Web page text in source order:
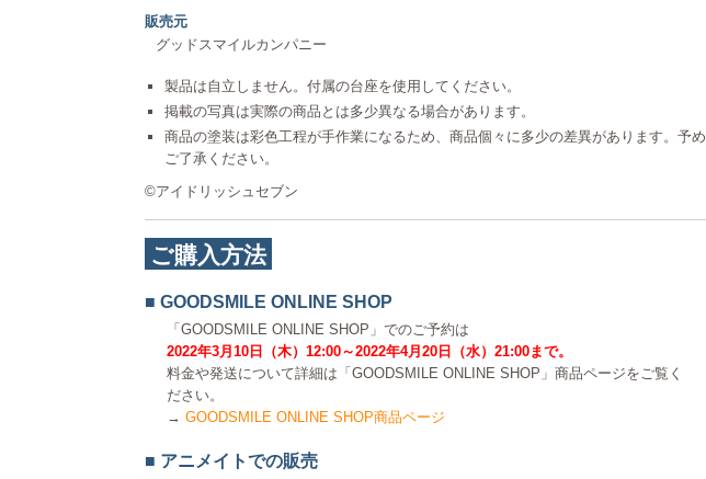
販売元
グッドスマイルカンパニー
製品は自立しません。付属の台座を使用してください。
掲載の写真は実際の商品とは多少異なる場合があります。
商品の塗装は彩色工程が手作業になるため、商品個々に多少の差異があります。予め
ご了承ください。
©アイドリッシュセブン
ご購入方法
■ GOODSMILE ONLINE SHOP
「GOODSMILE ONLINE SHOP」でのご予約は
2022年3月10日（木）12:00～2022年4月20日（水）21:00まで。
料金や発送について詳細は「GOODSMILE ONLINE SHOP」商品ページをご覧く
ださい。
→ GOODSMILE ONLINE SHOP商品ページ
■ アニメイトでの販売